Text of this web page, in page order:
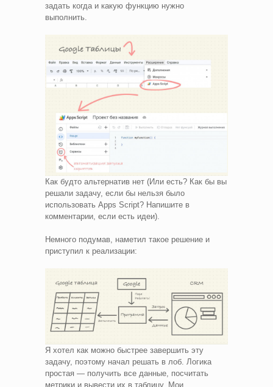
задать когда и какую функцию нужно
выполнить.
Как будто альтернатив нет (Или есть? Как бы вы
решали задачу, если бы нельзя было
использовать Apps Script? Напишите в
комментарии, если есть идеи).
Немного подумав, наметил такое решение и
приступил к реализации:
Я хотел как можно быстрее завершить эту
задачу, поэтому начал решать в лоб. Логика
простая — получить все данные, посчитать
метрики и вывести их в таблицу. Мои